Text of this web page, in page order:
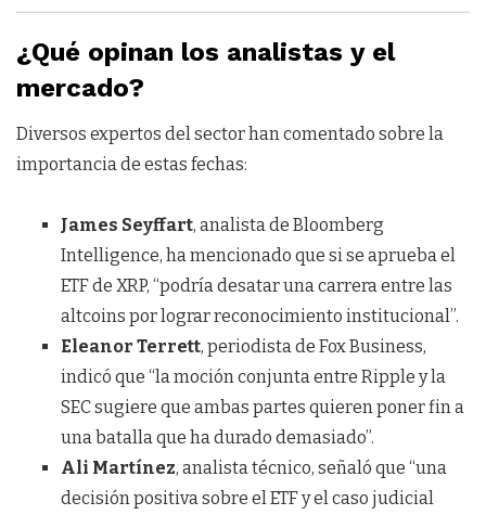
¿Qué opinan los analistas y el
mercado?
Diversos expertos del sector han comentado sobre la
importancia de estas fechas:
James Seyffart, analista de Bloomberg
Intelligence, ha mencionado que si se aprueba el
ETF de XRP, “podría desatar una carrera entre las
altcoins por lograr reconocimiento institucional”.
Eleanor Terrett, periodista de Fox Business,
indicó que “la moción conjunta entre Ripple y la
SEC sugiere que ambas partes quieren poner fin a
una batalla que ha durado demasiado”.
Ali Martínez, analista técnico, señaló que “una
decisión positiva sobre el ETF y el caso judicial